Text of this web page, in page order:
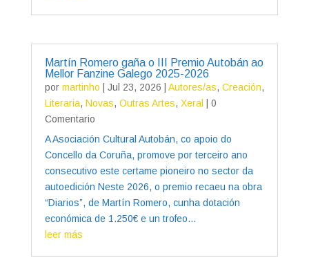
Martín Romero gaña o III Premio Autobán ao
Mellor Fanzine Galego 2025-2026
por martinho Jul 23, 2026 Autores/as, Creación,
Literaria, Novas, Outras Artes, Xeral
| 0
Comentario
A Asociación Cultural Autobán, co apoio do
Concello da Coruña, promove por terceiro ano
consecutivo este certame pioneiro no sector da
autoedición Neste 2026, o premio recaeu na obra
“Diarios”, de Martín Romero, cunha dotación
económica de 1.250€ e un trofeo...
leer más